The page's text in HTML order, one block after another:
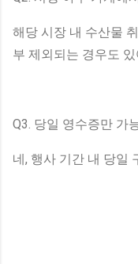
해당 시장 내 수산물
부 제외되는 경우도
Q3. 당일 영수증만 가
네, 행사 기간 내 당일